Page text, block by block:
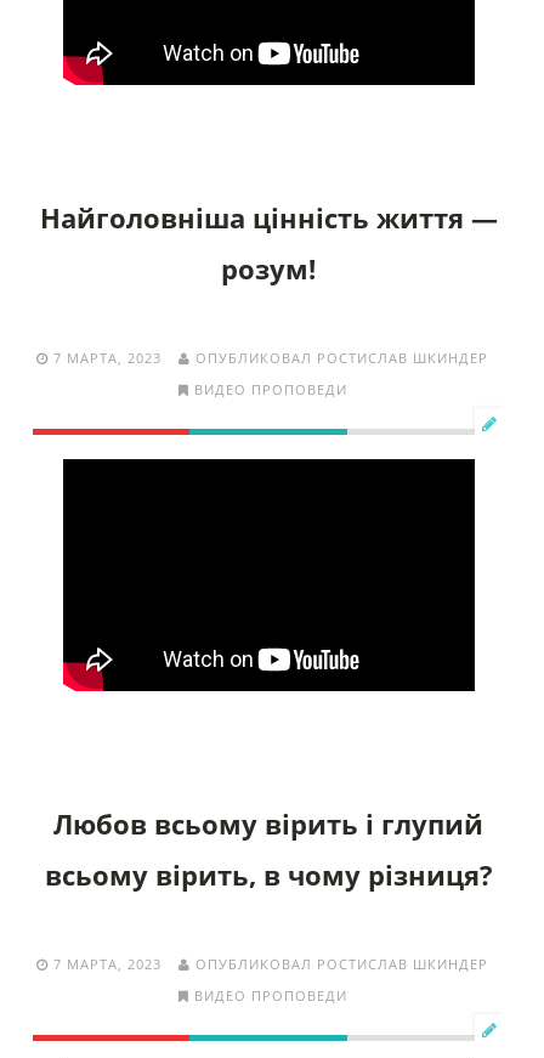
Найголовніша цінність життя —
розум!
7 МАРТА, 2023
ОПУБЛИКОВАЛ РОСТИСЛАВ ШКИНДЕР
ВИДЕО ПРОПОВЕДИ
Любов всьому вірить і глупий
всьому вірить, в чому різниця?
7 МАРТА, 2023
ОПУБЛИКОВАЛ РОСТИСЛАВ ШКИНДЕР
ВИДЕО ПРОПОВЕДИ